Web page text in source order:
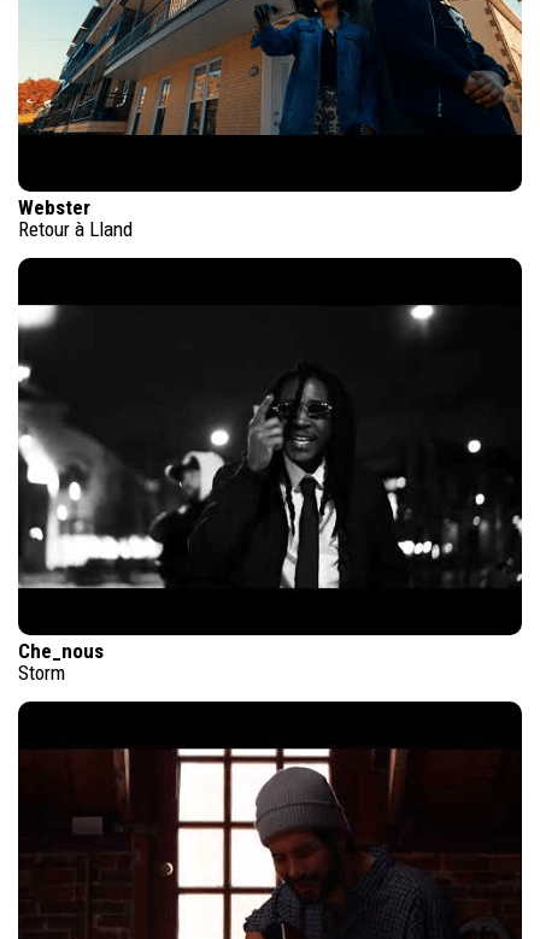
Webster
Retour à Lland
Che_nous
Storm